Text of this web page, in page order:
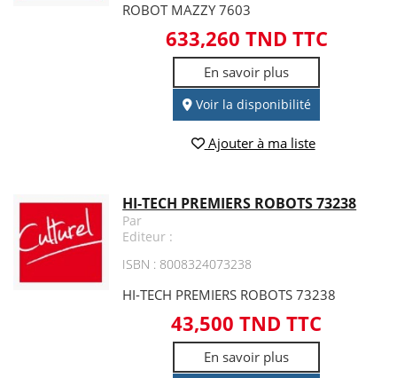
ROBOT MAZZY 7603
633,260 TND TTC
En savoir plus
Voir la disponibilité
Ajouter à ma liste
HI-TECH PREMIERS ROBOTS 73238
Par
Editeur :
ISBN : 8008324073238
HI-TECH PREMIERS ROBOTS 73238
43,500 TND TTC
En savoir plus